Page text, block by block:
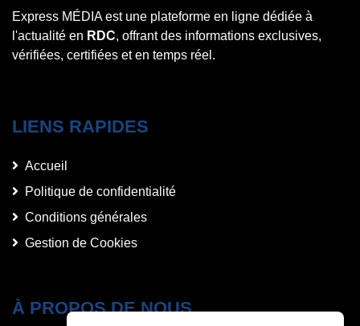
Express MÉDIA est une plateforme en ligne dédiée à
l'actualité en RDC, offrant des informations exclusives,
vérifiées, certifiées et en temps réel.
LIENS RAPIDES
Accueil
Politique de confidentialité
Conditions générales
Gestion de Cookies
À PROPOS DE NOUS